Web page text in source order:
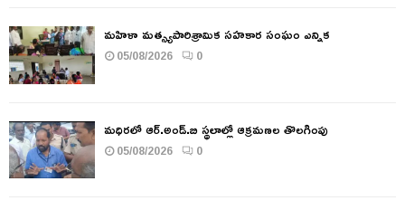
మహిళా మత్స్యపారిశ్రామిక సహకార సంఘం ఎన్నిక
05/08/2026 0
మధిరలో ఆర్.అండ్.బి స్థలాల్లో ఆక్రమణల తొలగింపు
05/08/2026 0